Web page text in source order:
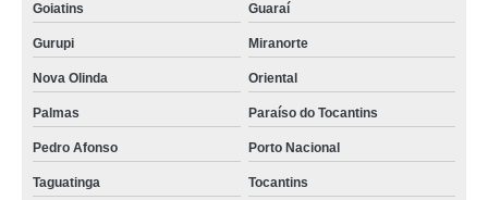
Goiatins Guaraí
Gurupi Miranorte
Nova Olinda Oriental
Palmas Paraíso do Tocantins
Pedro Afonso Porto Nacional
Taguatinga Tocantins